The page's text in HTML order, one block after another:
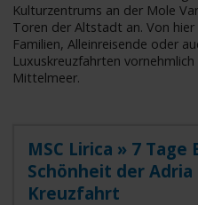
Kulturzentrums an der Mole
Toren der Altstadt an. Von
Familien, Alleinreisende oder
Luxuskreuzfahrten
Mittelmeer.
MSC Lirica » 7
Schönheit der Adria
Kreuzfahrt